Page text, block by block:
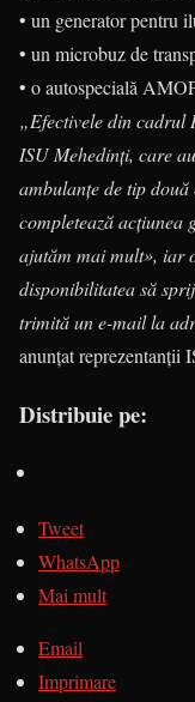
• un generator pentru
• un microbuz de
• o autospecială
„Efectivele din cadrul
ISU Mehedinți, care
ambulanțe de tip
completează
ajutăm mai mult», iar
disponibilitatea să
trimită un e-mail la
anunțat reprezentanții
Distribuie pe:
Tweet
WhatsApp
Mai mult
Email
Imprimare